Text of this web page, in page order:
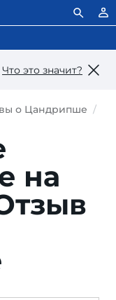
Что это значит?
о Цандрипше
на